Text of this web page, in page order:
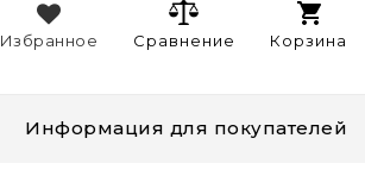
Корзина
Сравнение
Избранное
Информация для покупателей